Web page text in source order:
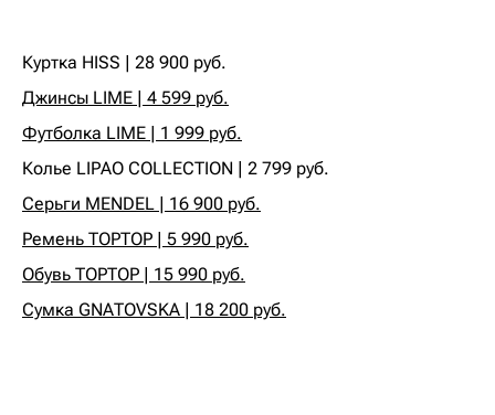
Куртка HISS | 28 900 руб.‍
Джинсы LIME | 4 599 руб.
Футболка LIME | 1 999 руб.
‍Колье LIPAO COLLECTION | 2 799 руб.‍
Серьги MENDEL | 16 900 руб.
Ремень TOPTOP | 5 990 руб.
Обувь TOPTOP | 15 990 руб.
Сумка GNATOVSKA | 18 200 руб.